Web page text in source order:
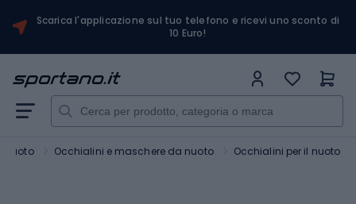
Scarica l'applicazione sul tuo telefono e ricevi uno sconto di
10 Euro!
Nuoto Occhialini e maschere da nuoto Occhialini per il nuoto